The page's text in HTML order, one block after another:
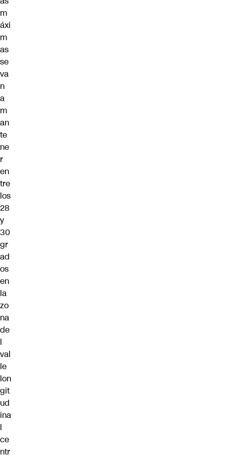
m
áxi
m
as
se
va
n
a
m
an
te
ne
r
en
tre
los
28
y
30
gr
ad
os
en
la
zo
na
de
l
val
le
lon
git
ud
ina
l
ce
ntr